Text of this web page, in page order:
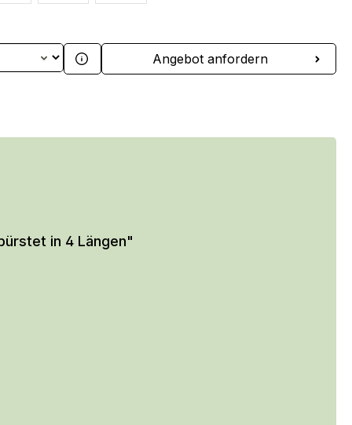
Gib den gewünschten Wert
Angebot anfordern
in 4 Längen"